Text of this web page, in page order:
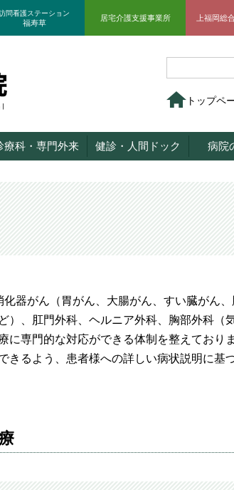
問看護ステーション
福寿草
居宅介護支援事業所 上福岡総
トップペ
療科・専門外来 健診・人間ドック 病院
器がん（胃がん、大腸がん、すい臓がん、
）、肛門外科、ヘルニア外科、胸部外科（
専門的な対応ができる体制を整えておりま
きるよう、患者様への詳しい病状説明に基